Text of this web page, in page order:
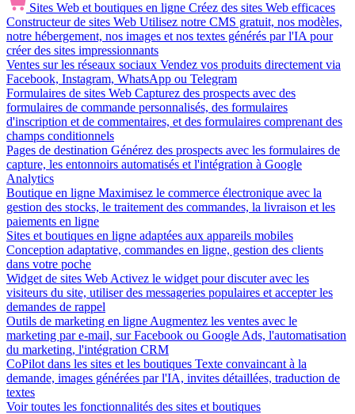
Sites Web et boutiques en ligne Créez des sites Web efficaces
Constructeur de sites Web Utilisez notre CMS gratuit, nos modèles,
notre hébergement, nos images et nos textes générés par l'IA pour
créer des sites impressionnants
Ventes sur les réseaux sociaux Vendez vos produits directement via
Facebook, Instagram, WhatsApp ou Telegram
Formulaires de sites Web Capturez des prospects avec des
formulaires de commande personnalisés, des formulaires
d'inscription et de commentaires, et des formulaires comprenant des
champs conditionnels
Pages de destination Générez des prospects avec les formulaires de
capture, les entonnoirs automatisés et l'intégration à Google
Analytics
Boutique en ligne Maximisez le commerce électronique avec la
gestion des stocks, le traitement des commandes, la livraison et les
paiements en ligne
Sites et boutiques en ligne adaptées aux appareils mobiles
Conception adaptative, commandes en ligne, gestion des clients
dans votre poche
Widget de sites Web Activez le widget pour discuter avec les
visiteurs du site, utiliser des messageries populaires et accepter les
demandes de rappel
Outils de marketing en ligne Augmentez les ventes avec le
marketing par e-mail, sur Facebook ou Google Ads, l'automatisation
du marketing, l'intégration CRM
CoPilot dans les sites et les boutiques Texte convaincant à la
demande, images générées par l'IA, invites détaillées, traduction de
textes
Voir toutes les fonctionnalités des sites et boutiques